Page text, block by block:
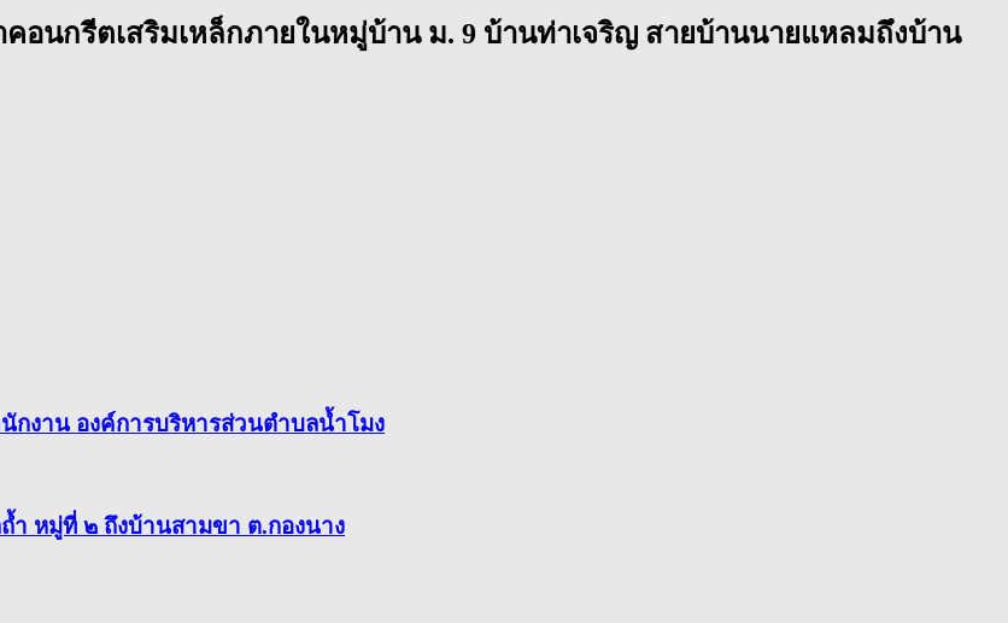
คอนกรีตเสริมเหล็กภายในหมู่บ้าน ม. 9 บ้านท่าเจริญ สายบ้านนายแหลมถึงบ้าน
กงาน องค์การบริหารส่วนตำบลน้ำโมง
ำ หมู่ที่ ๒ ถึงบ้านสามขา ต.กองนาง